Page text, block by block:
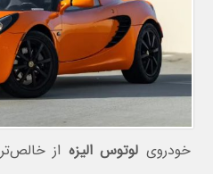
خودروی لوتوس الیزه از